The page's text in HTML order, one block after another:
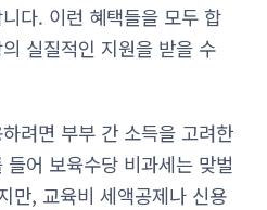
다. 이런 혜택들을 모두 합
실질적인 지원을 받을 수
려면 부부 간 소득을 고려한
어 보육수당 비과세는 맞벌
만, 교육비 세액공제나 신용